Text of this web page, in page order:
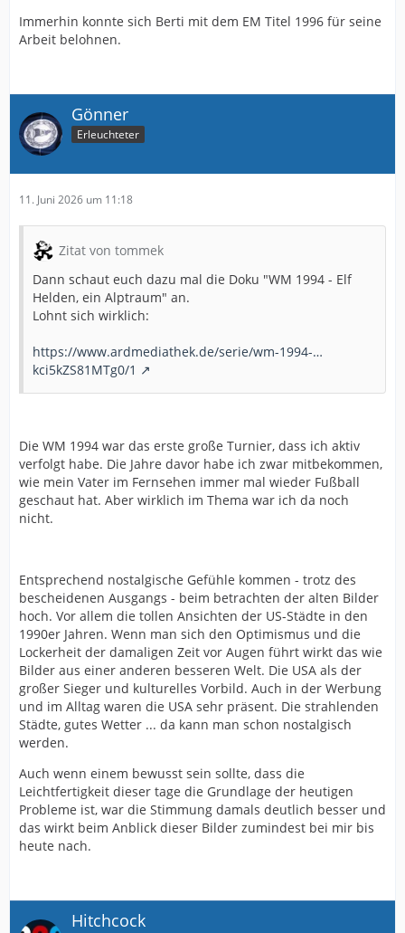
Immerhin konnte sich Berti mit dem EM Titel 1996 für seine
Arbeit belohnen.
Gönner
Erleuchteter
11. Juni 2026 um 11:18
Zitat von tommek
Dann schaut euch dazu mal die Doku "WM 1994 - Elf
Helden, ein Alptraum" an.
Lohnt sich wirklich:
https://www.ardmediathek.de/serie/wm-1994-…
kci5kZS81MTg0/1
Die WM 1994 war das erste große Turnier, dass ich aktiv
verfolgt habe. Die Jahre davor habe ich zwar mitbekommen,
wie mein Vater im Fernsehen immer mal wieder Fußball
geschaut hat. Aber wirklich im Thema war ich da noch
nicht.
Entsprechend nostalgische Gefühle kommen - trotz des
bescheidenen Ausgangs - beim betrachten der alten Bilder
hoch. Vor allem die tollen Ansichten der US-Städte in den
1990er Jahren. Wenn man sich den Optimismus und die
Lockerheit der damaligen Zeit vor Augen führt wirkt das wie
Bilder aus einer anderen besseren Welt. Die USA als der
großer Sieger und kulturelles Vorbild. Auch in der Werbung
und im Alltag waren die USA sehr präsent. Die strahlenden
Städte, gutes Wetter ... da kann man schon nostalgisch
werden.
Auch wenn einem bewusst sein sollte, dass die
Leichtfertigkeit dieser tage die Grundlage der heutigen
Probleme ist, war die Stimmung damals deutlich besser und
das wirkt beim Anblick dieser Bilder zumindest bei mir bis
heute nach.
Hitchcock